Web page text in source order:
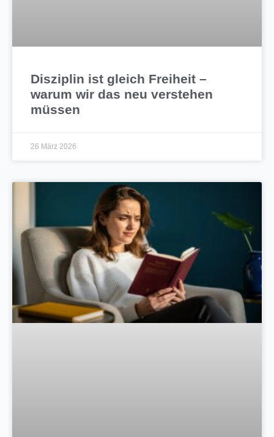
Disziplin ist gleich Freiheit –
warum wir das neu verstehen
müssen
26 März 2026